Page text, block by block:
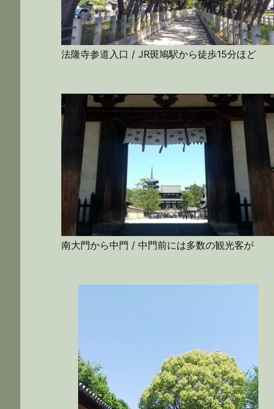
法隆寺参道入口 / JR斑鳩駅から徒歩15分ほど
南大門から中門 / 中門前には多数の観光客が